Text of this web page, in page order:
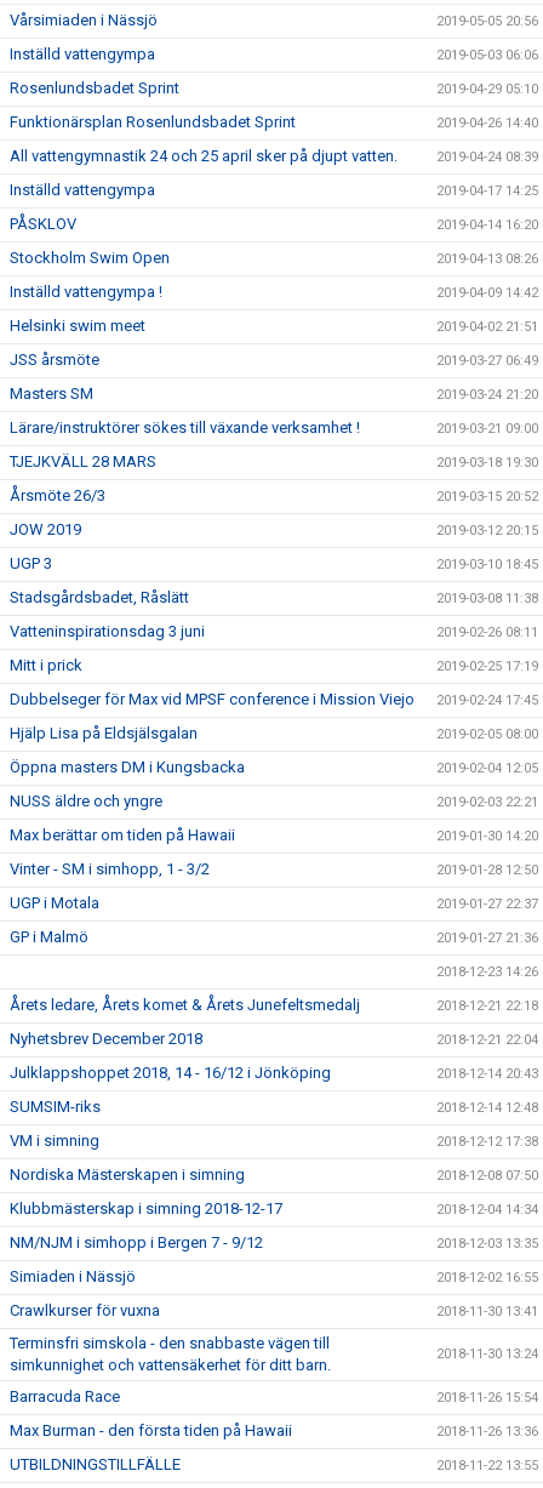
Vårsimiaden i Nässjö 2019-05-05 20:56
Inställd vattengympa 2019-05-03 06:06
Rosenlundsbadet Sprint 2019-04-29 05:10
Funktionärsplan Rosenlundsbadet Sprint 2019-04-26 14:40
All vattengymnastik 24 och 25 april sker på djupt vatten. 2019-04-24 08:39
Inställd vattengympa 2019-04-17 14:25
PÅSKLOV 2019-04-14 16:20
Stockholm Swim Open 2019-04-13 08:26
Inställd vattengympa ! 2019-04-09 14:42
Helsinki swim meet 2019-04-02 21:51
JSS årsmöte 2019-03-27 06:49
Masters SM 2019-03-24 21:20
Lärare/instruktörer sökes till växande verksamhet ! 2019-03-21 09:00
TJEJKVÄLL 28 MARS 2019-03-18 19:30
Årsmöte 26/3 2019-03-15 20:52
JOW 2019 2019-03-12 20:15
UGP 3 2019-03-10 18:45
Stadsgårdsbadet, Råslätt 2019-03-08 11:38
Vatteninspirationsdag 3 juni 2019-02-26 08:11
Mitt i prick 2019-02-25 17:19
Dubbelseger för Max vid MPSF conference i Mission Viejo 2019-02-24 17:45
Hjälp Lisa på Eldsjälsgalan 2019-02-05 08:00
Öppna masters DM i Kungsbacka 2019-02-04 12:05
NUSS äldre och yngre 2019-02-03 22:21
Max berättar om tiden på Hawaii 2019-01-30 14:20
Vinter - SM i simhopp, 1 - 3/2 2019-01-28 12:50
UGP i Motala 2019-01-27 22:37
GP i Malmö 2019-01-27 21:36
2018-12-23 14:26
Årets ledare, Årets komet & Årets Junefeltsmedalj 2018-12-21 22:18
Nyhetsbrev December 2018 2018-12-21 22:04
Julklappshoppet 2018, 14 - 16/12 i Jönköping 2018-12-14 20:43
SUMSIM-riks 2018-12-14 12:48
VM i simning 2018-12-12 17:38
Nordiska Mästerskapen i simning 2018-12-08 07:50
Klubbmästerskap i simning 2018-12-17 2018-12-04 14:34
NM/NJM i simhopp i Bergen 7 - 9/12 2018-12-03 13:35
Simiaden i Nässjö 2018-12-02 16:55
Crawlkurser för vuxna 2018-11-30 13:41
Terminsfri simskola - den snabbaste vägen till
simkunnighet och vattensäkerhet för ditt barn.
2018-11-30 13:24
Barracuda Race 2018-11-26 15:54
Max Burman - den första tiden på Hawaii 2018-11-26 13:36
UTBILDNINGSTILLFÄLLE 2018-11-22 13:55